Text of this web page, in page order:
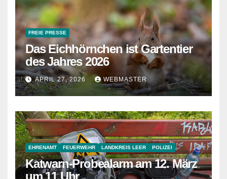
FREIE PRESSE
Das Eichhörnchen ist Gartentier
des Jahres 2026
APRIL 27, 2026 WEBMASTER
EHRENAMT FEUERWEHR LANDKREIS LEER POLIZEI
Katwarn-Probealarm am 12. März